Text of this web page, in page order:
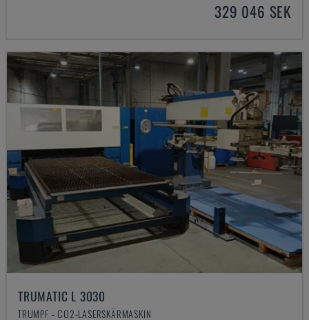
329 046 SEK
TRUMATIC L 3030
TRUMPF - CO2-LASERSKÄRMASKIN